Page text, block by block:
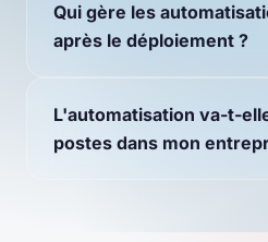
Qui gère les
après le déploiement ?
L'automatisation va-t-
postes dans mon